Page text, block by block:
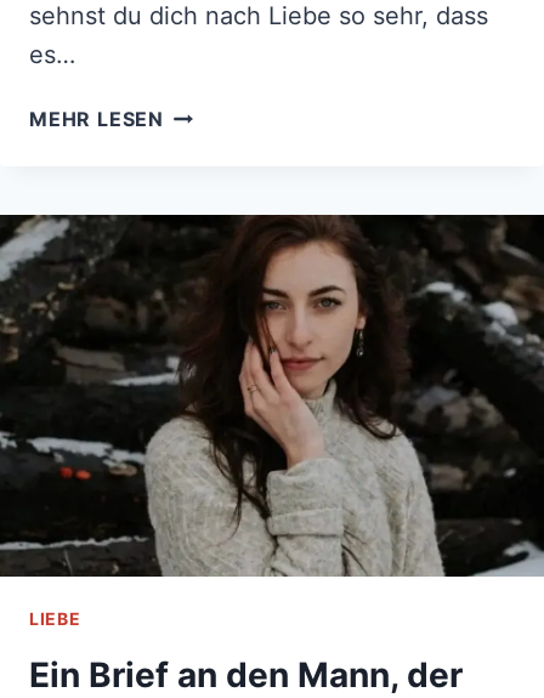
sehnst du dich nach Liebe so sehr, dass
es…
MEHR LESEN 7
OVERTHINKER
EINEM
GÜTIGEN
UND
ZERBRECHLICHEN
HERZEN
AUSMACHEN
LIEBE
Ein Brief an den Mann, der